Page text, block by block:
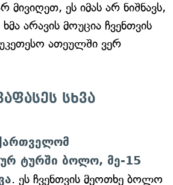
ეს იმას არ ნიშნავს,
არავის მოუცია ჩვენთვის
ათეულში ვერ
სხვა
ტურში ბოლო, მე-15
. ეს ჩვენთვის მეოთხე ბოლო